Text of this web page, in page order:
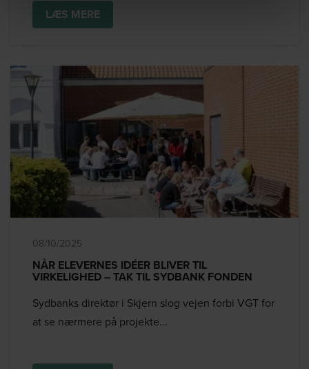
LÆS MERE
08/10/2025
NÅR ELEVERNES IDÉER BLIVER TIL
VIRKELIGHED – TAK TIL SYDBANK FONDEN
Sydbanks direktør i Skjern slog vejen forbi VGT for
at se nærmere på projekte...